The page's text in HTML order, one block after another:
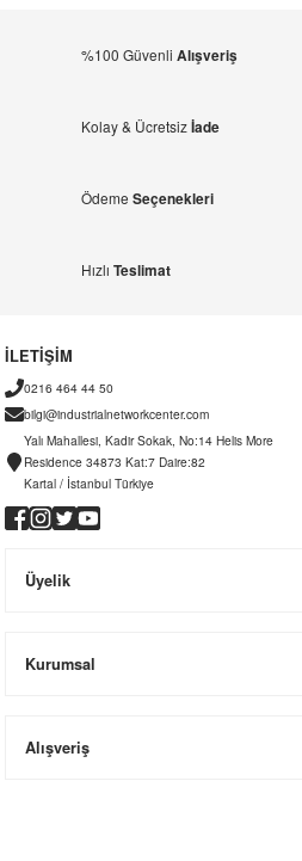
%100 Güvenli Alışveriş
Kolay & Ücretsizİade
Ödeme Seçenekleri
Hızlı Teslimat
İLETİŞİM
0216 464 44 50
bilgi@industrialnetworkcenter.com
Yalı Mahallesi, Kadir Sokak, No:14 Helis More
Residence 34873 Kat:7 Daire:82
Kartal / İstanbul Türkiye
Üyelik
Kurumsal
Alışveriş